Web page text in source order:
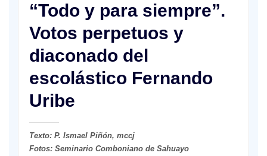
“Todo y para siempre”.
Votos perpetuos y
diaconado del
escolástico Fernando
Uribe
Texto: P. Ismael Piñón, mccj
Fotos: Seminario Comboniano de Sahuayo